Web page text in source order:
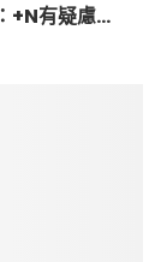
+N有疑慮...